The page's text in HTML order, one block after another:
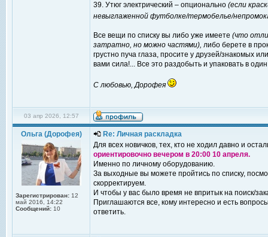
39. Утюг электрический – опционально (если
невыглаженной футболке/термобелье/
Все вещи по списку вы либо уже имеете (что
затратно, но можно частями), либо берете в
грустно пуча глаза, просите у друзей/знакомых
вами сила!... Все это раздобыть и упаковать в
С любовью, Дорофея
03 апр 2026, 12:57
Ольга (Дорофея)
Зарегистрирован: 12
май 2016, 14:22
Сообщений: 10
Re: Личная раскладка
Для всех новичков, тех, кто не ходил давно и
ориентировочно вечером в 20:00 10 апреля.
Именно по личному оборудованию.
За выходные вы можете пройтись по списку,
скорректируем.
И чтобы у вас было время не впритык на поиск/
Приглашаются все, кому интересно и есть
ответить.